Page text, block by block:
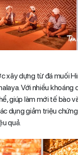
xây dựng từ đá muối
Với nhiều khoáng
giúp làm mới tế bào
dụng giảm triệu
quả.